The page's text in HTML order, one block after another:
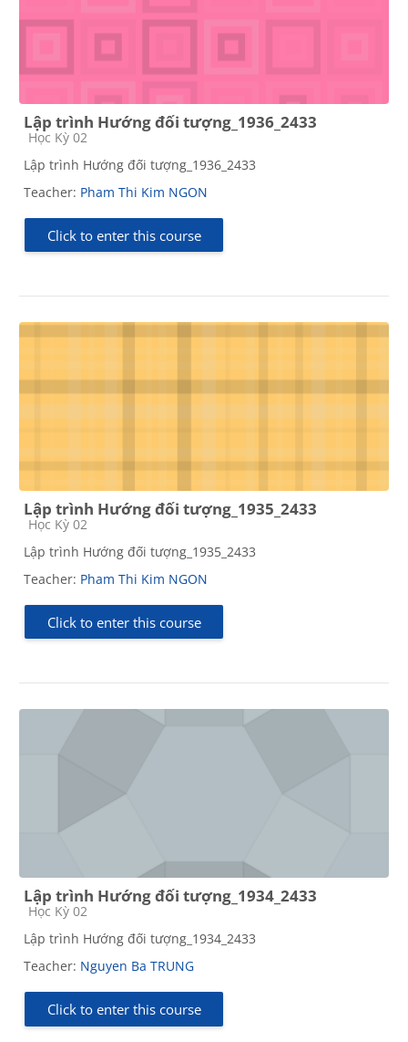
Lập trình Hướng đối tượng_1936_2433
Course category
Học Kỳ 02
Lập trình Hướng đối tượng_1936_2433
Teacher: Pham Thi Kim NGON
Click to enter this course
Lập trình Hướng đối tượng_1935_2433
Course category
Học Kỳ 02
Lập trình Hướng đối tượng_1935_2433
Teacher: Pham Thi Kim NGON
Click to enter this course
Lập trình Hướng đối tượng_1934_2433
Course category
Học Kỳ 02
Lập trình Hướng đối tượng_1934_2433
Teacher: Nguyen Ba TRUNG
Click to enter this course